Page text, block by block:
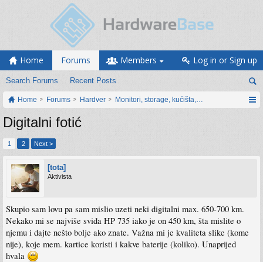
Home Forums
Search Forums Recent Posts
Members Log in or Sign up
Home Forums Hardver Monitori, storage, kućišta, periferija
Digitalni fotić
1 2 Next >
[tota]
Aktivista
Skupio sam lovu pa sam mislio uzeti neki digitalni max. 650-700 km.
Nekako mi se najviše sviđa HP 735 iako je on 450 km, šta mislite o
njemu i dajte nešto bolje ako znate. Važna mi je kvaliteta slike (kome
nije), koje mem. kartice koristi i kakve baterije (koliko). Unaprijed
hvala